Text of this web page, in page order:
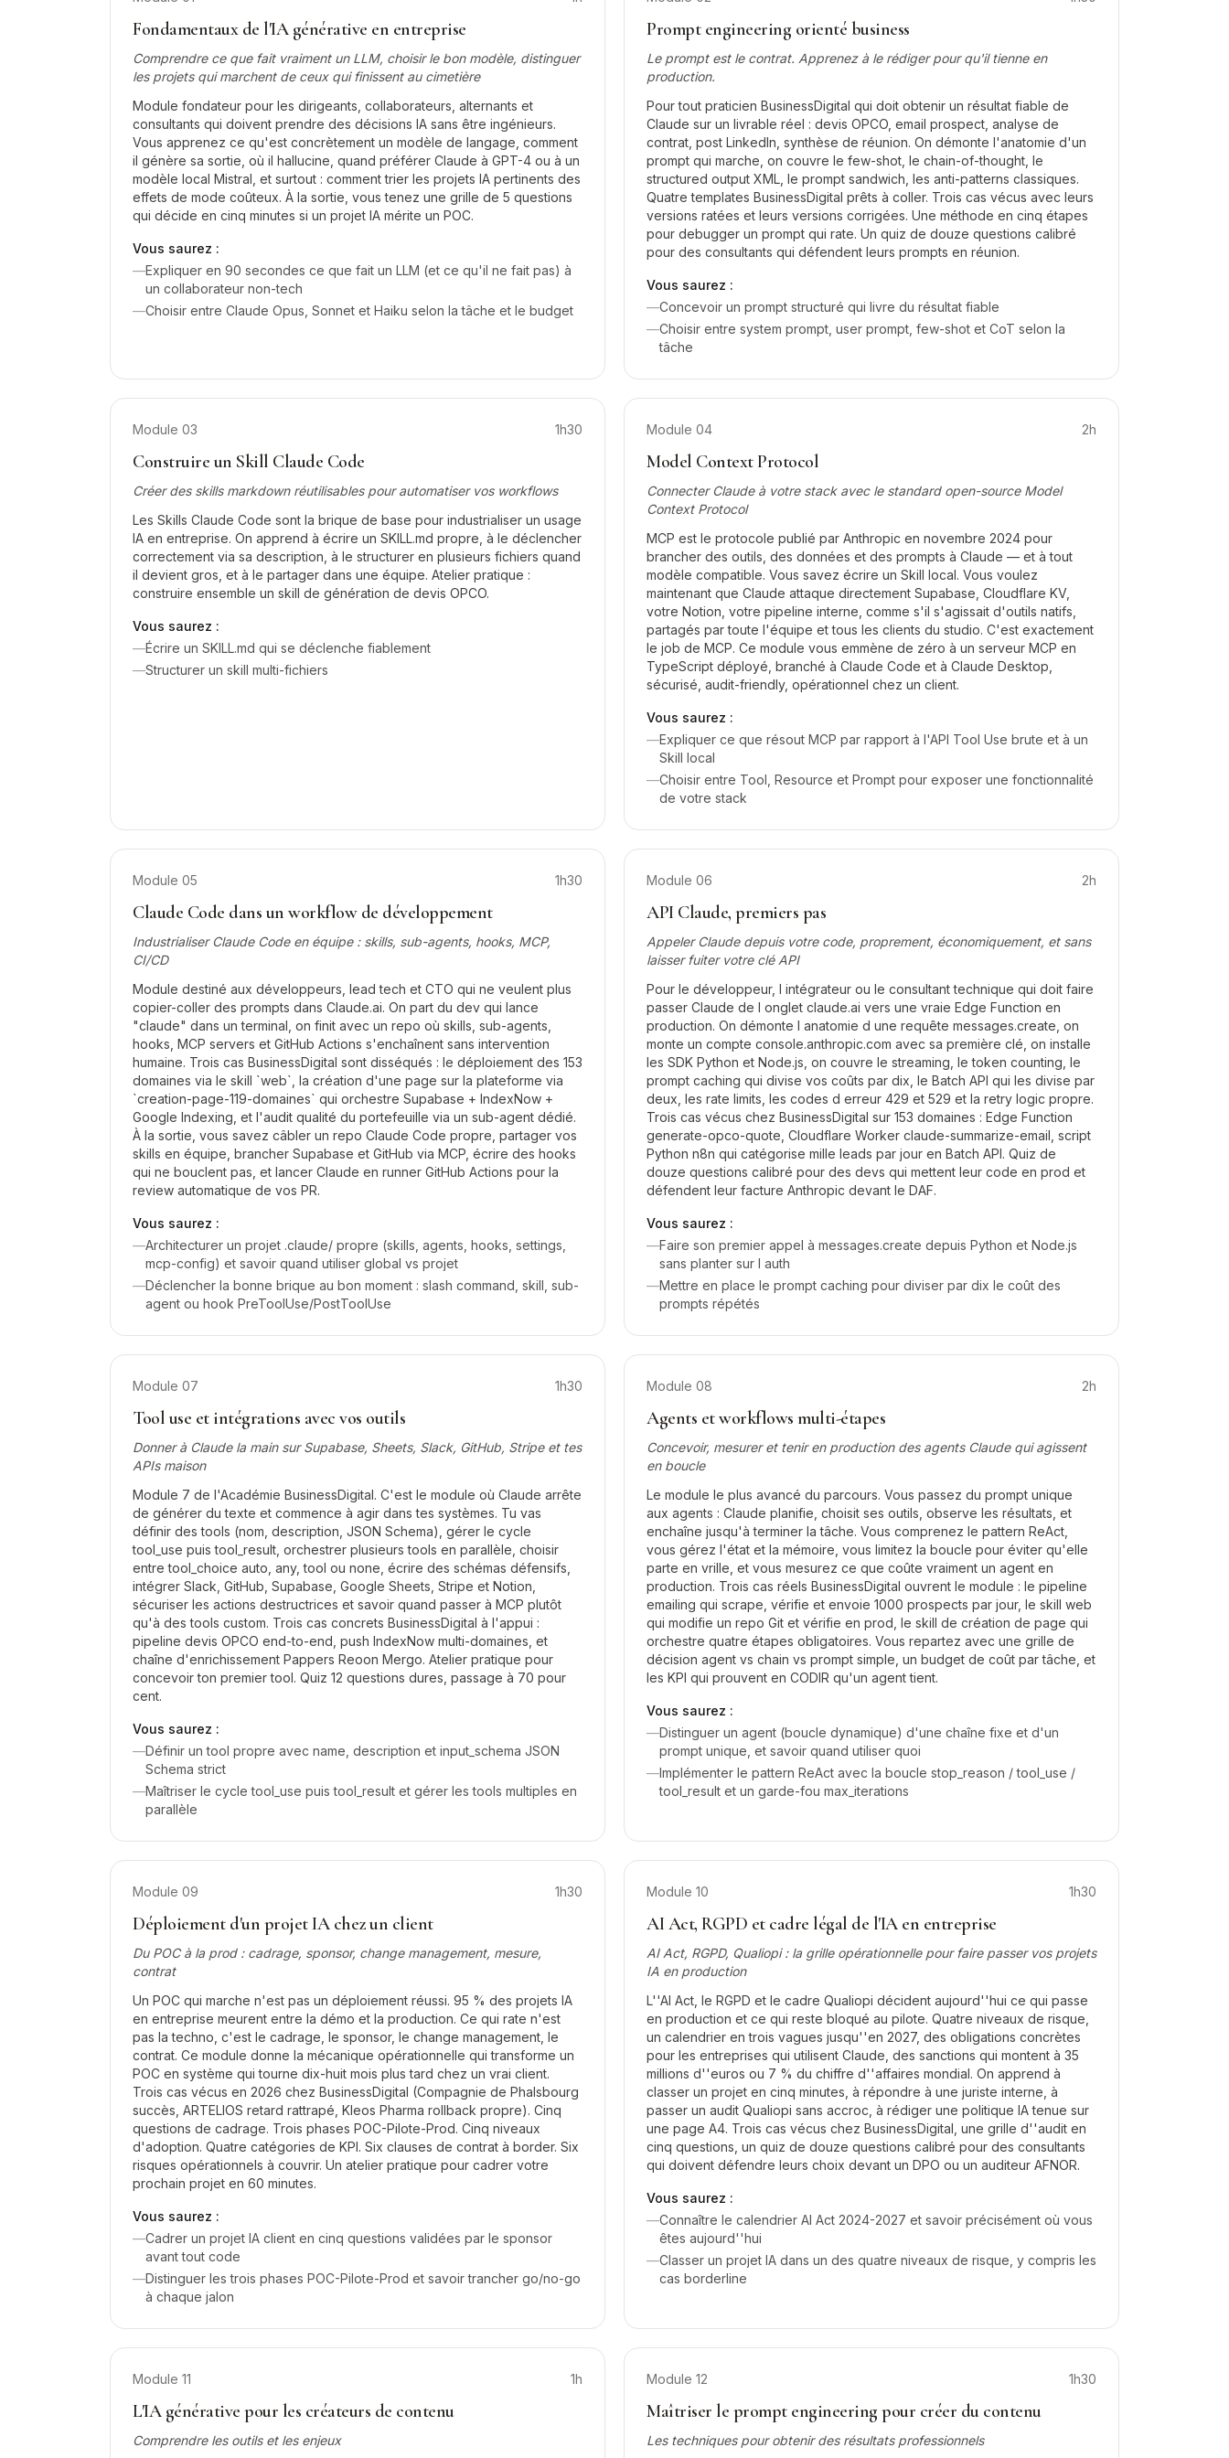
Fondamentaux de l'IA générative en entreprise
Comprendre ce que fait vraiment un LLM, choisir le bon modèle, distinguer
les projets qui marchent de ceux qui finissent au cimetière
Module fondateur pour les dirigeants, collaborateurs, alternants et
consultants qui doivent prendre des décisions IA sans être ingénieurs.
Vous apprenez ce qu'est concrètement un modèle de langage, comment
il génère sa sortie, où il hallucine, quand préférer Claude à GPT-4 ou à un
modèle local Mistral, et surtout : comment trier les projets IA pertinents des
effets de mode coûteux. À la sortie, vous tenez une grille de 5 questions
qui décide en cinq minutes si un projet IA mérite un POC.
Vous saurez :
—Expliquer en 90 secondes ce que fait un LLM (et ce qu'il ne fait pas) à
un collaborateur non-tech
—Choisir entre Claude Opus, Sonnet et Haiku selon la tâche et le budget
Prompt engineering orienté business
Le prompt est le contrat. Apprenez à le rédiger pour qu'il tienne en
production.
Pour tout praticien BusinessDigital qui doit obtenir un résultat fiable de
Claude sur un livrable réel : devis OPCO, email prospect, analyse de
contrat, post LinkedIn, synthèse de réunion. On démonte l'anatomie d'un
prompt qui marche, on couvre le few-shot, le chain-of-thought, le
structured output XML, le prompt sandwich, les anti-patterns classiques.
Quatre templates BusinessDigital prêts à coller. Trois cas vécus avec leurs
versions ratées et leurs versions corrigées. Une méthode en cinq étapes
pour debugger un prompt qui rate. Un quiz de douze questions calibré
pour des consultants qui défendent leurs prompts en réunion.
Vous saurez :
—Concevoir un prompt structuré qui livre du résultat fiable
—Choisir entre system prompt, user prompt, few-shot et CoT selon la
tâche
Module 03 1h30
Construire un Skill Claude Code
Créer des skills markdown réutilisables pour automatiser vos workflows
Les Skills Claude Code sont la brique de base pour industrialiser un usage
IA en entreprise. On apprend à écrire un SKILL.md propre, à le déclencher
correctement via sa description, à le structurer en plusieurs fichiers quand
il devient gros, et à le partager dans une équipe. Atelier pratique :
construire ensemble un skill de génération de devis OPCO.
Vous saurez :
—Écrire un SKILL.md qui se déclenche fiablement
—Structurer un skill multi-fichiers
Module 04 2h
Model Context Protocol
Connecter Claude à votre stack avec le standard open-source Model
Context Protocol
MCP est le protocole publié par Anthropic en novembre 2024 pour
brancher des outils, des données et des prompts à Claude — et à tout
modèle compatible. Vous savez écrire un Skill local. Vous voulez
maintenant que Claude attaque directement Supabase, Cloudflare KV,
votre Notion, votre pipeline interne, comme s'il s'agissait d'outils natifs,
partagés par toute l'équipe et tous les clients du studio. C'est exactement
le job de MCP. Ce module vous emmène de zéro à un serveur MCP en
TypeScript déployé, branché à Claude Code et à Claude Desktop,
sécurisé, audit-friendly, opérationnel chez un client.
Vous saurez :
—Expliquer ce que résout MCP par rapport à l'API Tool Use brute et à un
Skill local
—Choisir entre Tool, Resource et Prompt pour exposer une fonctionnalité
de votre stack
Module 05 1h30
Claude Code dans un workflow de développement
Industrialiser Claude Code en équipe : skills, sub-agents, hooks, MCP,
CI/CD
Module destiné aux développeurs, lead tech et CTO qui ne veulent plus
copier-coller des prompts dans Claude.ai. On part du dev qui lance
"claude" dans un terminal, on finit avec un repo où skills, sub-agents,
hooks, MCP servers et GitHub Actions s'enchaînent sans intervention
humaine. Trois cas BusinessDigital sont disséqués : le déploiement des 153
domaines via le skill `web`, la création d'une page sur la plateforme via
`creation-page-119-domaines` qui orchestre Supabase + IndexNow +
Google Indexing, et l'audit qualité du portefeuille via un sub-agent dédié.
À la sortie, vous savez câbler un repo Claude Code propre, partager vos
skills en équipe, brancher Supabase et GitHub via MCP, écrire des hooks
qui ne bouclent pas, et lancer Claude en runner GitHub Actions pour la
review automatique de vos PR.
Vous saurez :
—Architecturer un projet .claude/ propre (skills, agents, hooks, settings,
mcp-config) et savoir quand utiliser global vs projet
—Déclencher la bonne brique au bon moment : slash command, skill, sub-
agent ou hook PreToolUse/PostToolUse
Module 06 2h
API Claude, premiers pas
Appeler Claude depuis votre code, proprement, économiquement, et sans
laisser fuiter votre clé API
Pour le développeur, l intégrateur ou le consultant technique qui doit faire
passer Claude de l onglet claude.ai vers une vraie Edge Function en
production. On démonte l anatomie d une requête messages.create, on
monte un compte console.anthropic.com avec sa première clé, on installe
les SDK Python et Node.js, on couvre le streaming, le token counting, le
prompt caching qui divise vos coûts par dix, le Batch API qui les divise par
deux, les rate limits, les codes d erreur 429 et 529 et la retry logic propre.
Trois cas vécus chez BusinessDigital sur 153 domaines : Edge Function
generate-opco-quote, Cloudflare Worker claude-summarize-email, script
Python n8n qui catégorise mille leads par jour en Batch API. Quiz de
douze questions calibré pour des devs qui mettent leur code en prod et
défendent leur facture Anthropic devant le DAF.
Vous saurez :
—Faire son premier appel à messages.create depuis Python et Node.js
sans planter sur l auth
—Mettre en place le prompt caching pour diviser par dix le coût des
prompts répétés
Module 07 1h30
Tool use et intégrations avec vos outils
Donner à Claude la main sur Supabase, Sheets, Slack, GitHub, Stripe et tes
APIs maison
Module 7 de l'Académie BusinessDigital. C'est le module où Claude arrête
de générer du texte et commence à agir dans tes systèmes. Tu vas
définir des tools (nom, description, JSON Schema), gérer le cycle
tool_use puis tool_result, orchestrer plusieurs tools en parallèle, choisir
entre tool_choice auto, any, tool ou none, écrire des schémas défensifs,
intégrer Slack, GitHub, Supabase, Google Sheets, Stripe et Notion,
sécuriser les actions destructrices et savoir quand passer à MCP plutôt
qu'à des tools custom. Trois cas concrets BusinessDigital à l'appui :
pipeline devis OPCO end-to-end, push IndexNow multi-domaines, et
chaîne d'enrichissement Pappers Reoon Mergo. Atelier pratique pour
concevoir ton premier tool. Quiz 12 questions dures, passage à 70 pour
cent.
Vous saurez :
—Définir un tool propre avec name, description et input_schema JSON
Schema strict
—Maîtriser le cycle tool_use puis tool_result et gérer les tools multiples en
parallèle
Module 08 2h
Agents et workflows multi-étapes
Concevoir, mesurer et tenir en production des agents Claude qui agissent
en boucle
Le module le plus avancé du parcours. Vous passez du prompt unique
aux agents : Claude planifie, choisit ses outils, observe les résultats, et
enchaîne jusqu'à terminer la tâche. Vous comprenez le pattern ReAct,
vous gérez l'état et la mémoire, vous limitez la boucle pour éviter qu'elle
parte en vrille, et vous mesurez ce que coûte vraiment un agent en
production. Trois cas réels BusinessDigital ouvrent le module : le pipeline
emailing qui scrape, vérifie et envoie 1000 prospects par jour, le skill web
qui modifie un repo Git et vérifie en prod, le skill de création de page qui
orchestre quatre étapes obligatoires. Vous repartez avec une grille de
décision agent vs chain vs prompt simple, un budget de coût par tâche, et
les KPI qui prouvent en CODIR qu'un agent tient.
Vous saurez :
—Distinguer un agent (boucle dynamique) d'une chaîne fixe et d'un
prompt unique, et savoir quand utiliser quoi
—Implémenter le pattern ReAct avec la boucle stop_reason / tool_use /
tool_result et un garde-fou max_iterations
Module 09 1h30
Déploiement d'un projet IA chez un client
Du POC à la prod : cadrage, sponsor, change management, mesure,
contrat
Un POC qui marche n'est pas un déploiement réussi. 95 % des projets IA
en entreprise meurent entre la démo et la production. Ce qui rate n'est
pas la techno, c'est le cadrage, le sponsor, le change management, le
contrat. Ce module donne la mécanique opérationnelle qui transforme un
POC en système qui tourne dix-huit mois plus tard chez un vrai client.
Trois cas vécus en 2026 chez BusinessDigital (Compagnie de Phalsbourg
succès, ARTELIOS retard rattrapé, Kleos Pharma rollback propre). Cinq
questions de cadrage. Trois phases POC-Pilote-Prod. Cinq niveaux
d'adoption. Quatre catégories de KPI. Six clauses de contrat à border. Six
risques opérationnels à couvrir. Un atelier pratique pour cadrer votre
prochain projet en 60 minutes.
Vous saurez :
—Cadrer un projet IA client en cinq questions validées par le sponsor
avant tout code
—Distinguer les trois phases POC-Pilote-Prod et savoir trancher go/no-go
à chaque jalon
Module 10 1h30
AI Act, RGPD et cadre légal de l'IA en entreprise
AI Act, RGPD, Qualiopi : la grille opérationnelle pour faire passer vos projets
IA en production
L''AI Act, le RGPD et le cadre Qualiopi décident aujourd''hui ce qui passe
en production et ce qui reste bloqué au pilote. Quatre niveaux de risque,
un calendrier en trois vagues jusqu''en 2027, des obligations concrètes
pour les entreprises qui utilisent Claude, des sanctions qui montent à 35
millions d''euros ou 7 % du chiffre d''affaires mondial. On apprend à
classer un projet en cinq minutes, à répondre à une juriste interne, à
passer un audit Qualiopi sans accroc, à rédiger une politique IA tenue sur
une page A4. Trois cas vécus chez BusinessDigital, une grille d''audit en
cinq questions, un quiz de douze questions calibré pour des consultants
qui doivent défendre leurs choix devant un DPO ou un auditeur AFNOR.
Vous saurez :
—Connaître le calendrier AI Act 2024-2027 et savoir précisément où vous
êtes aujourd''hui
—Classer un projet IA dans un des quatre niveaux de risque, y compris les
cas borderline
Module 11 1h
L'IA générative pour les créateurs de contenu
Comprendre les outils et les enjeux
Module 12 1h30
Maîtriser le prompt engineering pour créer du contenu
Les techniques pour obtenir des résultats professionnels